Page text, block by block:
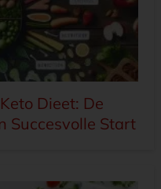
Dieet: De
Succesvolle Start